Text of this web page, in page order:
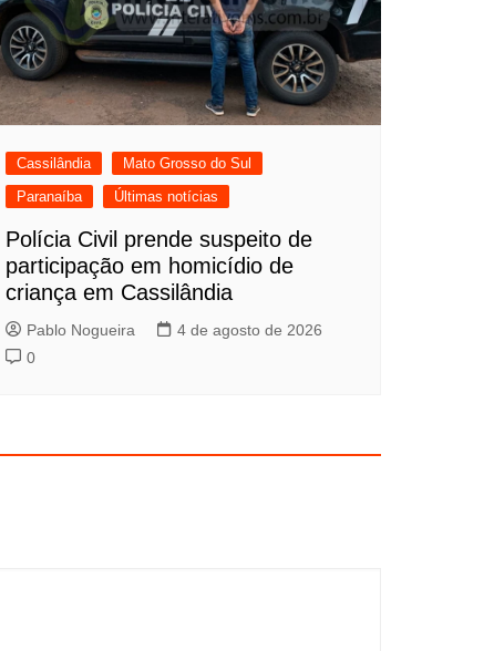
Cassilândia
Mato Grosso do Sul
Paranaíba
Últimas notícias
Polícia Civil prende suspeito de
participação em homicídio de
criança em Cassilândia
Pablo Nogueira
4 de agosto de 2026
0